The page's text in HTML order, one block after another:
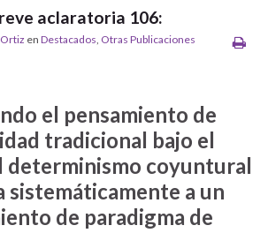
aclaratoria 106:
en Destacados, Otras Publicaciones
el pensamiento de
tradicional bajo el
determinismo coyuntural
sistemáticamente a un
de paradigma de